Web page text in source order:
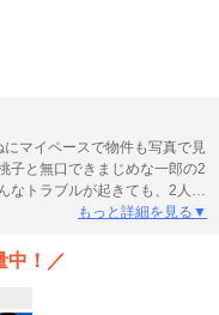
マイペースで物件も写真で見
子と無口できまじめな一郎の2
なトラブルが起きても、2人た
もっと詳細を見る▼
中！／